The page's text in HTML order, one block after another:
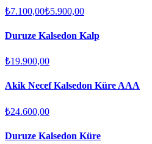
₺7.100,00₺5.900,00
Duruze Kalsedon Kalp
₺19.900,00
Akik Necef Kalsedon Küre AAA
₺24.600,00
Duruze Kalsedon Küre